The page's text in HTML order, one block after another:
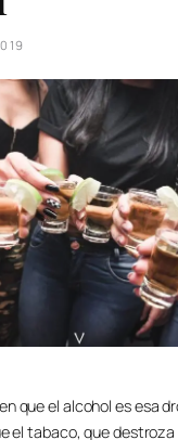
que el alcohol es esa
el tabaco, que